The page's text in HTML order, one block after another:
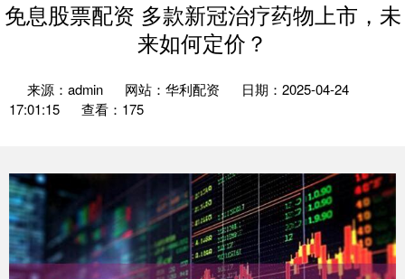
免息股票配资 多款新冠治疗药物上市，未
来如何定价？
来源：admin 网站：华利配资
日期：2025-04-24
17:01:15
查看：175